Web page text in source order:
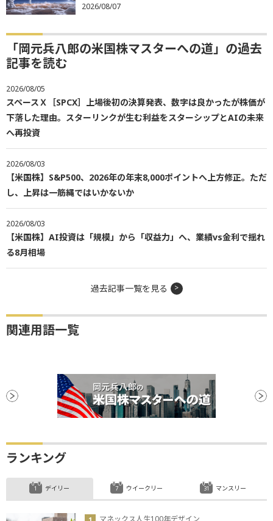
2026/08/07
「岡元兵八郎の米国株マスターへの道」の過去
記事を読む
2026/08/05
スペースＸ［SPCX］上場後初の決算発表、数字は良かったが株価が
下落した理由。スターリンクが生む利益をスターシップとAIの未来
へ再投資
2026/08/03
【米国株】S&P500、2026年の年末8,000ポイントへ上方修正。ただ
し、上昇は一筋縄ではいかないか
2026/08/03
【米国株】AI投資は「規模」から「収益力」へ、業績vs金利で揺れ
る8月相場
過去記事一覧を見る
関連用語一覧
ランキング
デイリー
マネックス人生100年デザイン
ウイークリー マンスリー